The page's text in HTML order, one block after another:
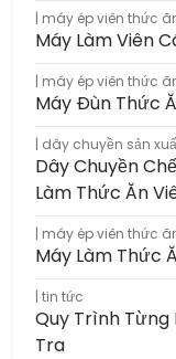
máy ép viên thức
Máy Làm Viên
máy ép viên thức
Máy Đùn Thức
dây chuyền sản
Dây Chuyền
Làm Thức Ăn
máy ép viên thức
Máy Làm Thức
tin tức
Quy Trình Từng
Tra